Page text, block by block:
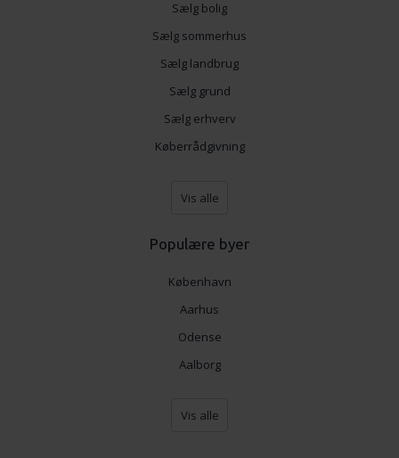
Sælg bolig
Sælg sommerhus
Sælg landbrug
Sælg grund
Sælg erhverv
Køberrådgivning
Vis alle
Populære byer
København
Aarhus
Odense
Aalborg
Vis alle